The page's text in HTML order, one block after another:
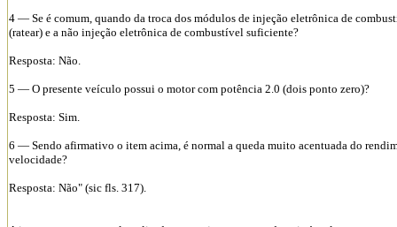
4 — Se é comum, quando da troca dos módulos de injeção eletrônica de
(ratear) e a não injeção eletrônica de combustível suficiente?
Resposta: Não.
5 — O presente veículo possui o motor com potência 2.0 (dois ponto zero)?
Resposta: Sim.
6 — Sendo afirmativo o item acima, é normal a queda muito acentuada do
velocidade?
Resposta: Não" (sic fls. 317).